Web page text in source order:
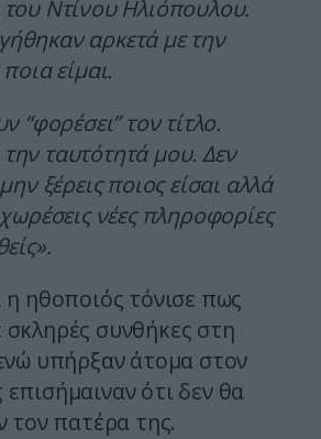
Ντίνου Ηλιόπουλου.
αρκετά με την
είμαι.
“φορέσει” τον τίτλο.
ταυτότητά μου. Δεν
ξέρεις ποιος είσαι αλλά
νέες πληροφορίες
η ηθοποιός τόνισε πως
σκληρές συνθήκες στη
υπήρξαν άτομα στον
ότι δεν θα
τον πατέρα της.